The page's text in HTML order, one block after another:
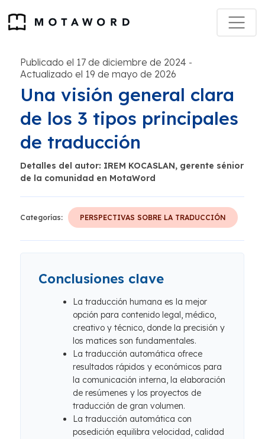
Publicado el 17 de diciembre de 2024 -
Actualizado el 19 de mayo de 2026
Una visión general clara
de los 3 tipos principales
de traducción
Detalles del autor: IREM KOCASLAN, gerente sénior
de la comunidad en MotaWord
Categorías: PERSPECTIVAS SOBRE LA TRADUCCIÓN
Conclusiones clave
La traducción humana es la mejor
opción para contenido legal, médico,
creativo y técnico, donde la precisión y
los matices son fundamentales.
La traducción automática ofrece
resultados rápidos y económicos para
la comunicación interna, la elaboración
de resúmenes y los proyectos de
traducción de gran volumen.
La traducción automática con
posedición equilibra velocidad, calidad